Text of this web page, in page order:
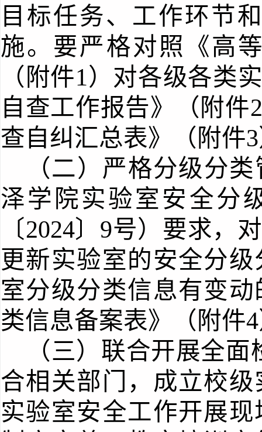
目标任务、工作环节
施。要严格对照《高
（附件1）对各级各类
自查工作报告》（附件
查自纠汇总表》（附件
（二）严格分级分
泽学院实验室安全分
〔2024〕9号） 要求，
更新实验室的安全分
室分级分类信息有变
类信息备案表》（附件
（三） 联合开展全面
合相关部门
，成立校级
实验室安全工作开展现